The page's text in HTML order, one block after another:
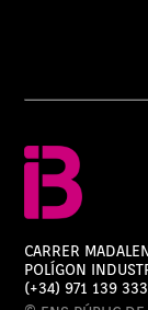
CARRER
POLÍGON
(+34) 971 139 333